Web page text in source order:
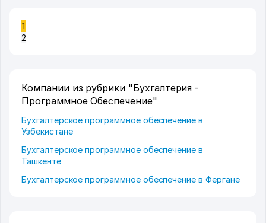
1
2
Компании из рубрики "Бухгалтерия -
Программное Обеспечение"
Бухгалтерское программное обеспечение в
Узбекистане
Бухгалтерское программное обеспечение в
Ташкенте
Бухгалтерское программное обеспечение в Фергане